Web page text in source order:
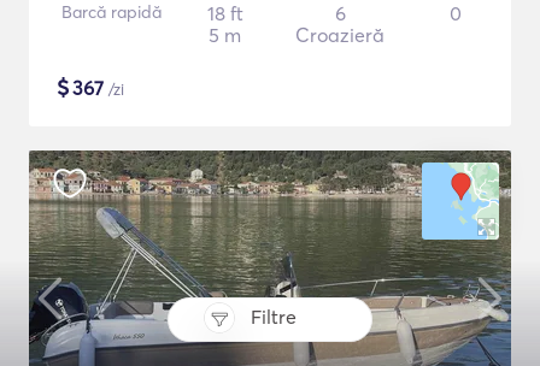
Filtre
Barcă rapidă
18 ft
5 m
6
Croazieră
0
$367 /zi